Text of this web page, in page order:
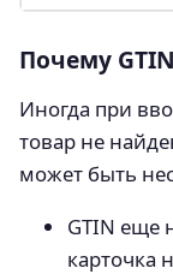
Почему
Иногда при
товар не
может быть
GTIN еще
карточка